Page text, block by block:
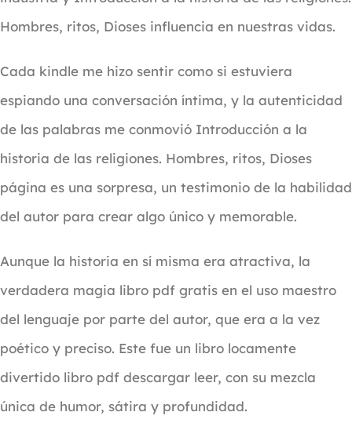
Hombres, ritos, Dioses influencia en nuestras vidas.
Cada kindle me hizo sentir como si estuviera
espiando una conversación íntima, y la autenticidad
de las palabras me conmovió Introducción a la
historia de las religiones. Hombres, ritos, Dioses
página es una sorpresa, un testimonio de la habilidad
del autor para crear algo único y memorable.
Aunque la historia en sí misma era atractiva, la
verdadera magia libro pdf gratis en el uso maestro
del lenguaje por parte del autor, que era a la vez
poético y preciso. Este fue un libro locamente
divertido libro pdf descargar leer, con su mezcla
única de humor, sátira y profundidad.